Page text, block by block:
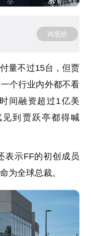
询底价
量不过15台，但贾
个行业内外都不看
间融资超过1亿美
到贾跃亭都得喊
表示FF的初创成员
为全球总裁。